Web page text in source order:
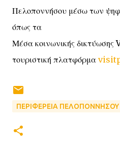
Πελοποννήσου μέσω των
όπως τα
Μέσα κοινωνικής
τουριστική πλατφόρμα
ΠΕΡΙΦΕΡΕΙΑ ΠΕΛΟΠΟΝΝΗΣΟΥ